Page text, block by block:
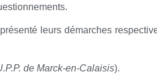
leurs démarches
de Marck-en-Calaisis).